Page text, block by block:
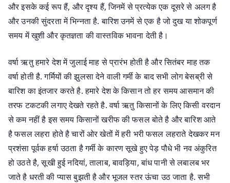
और इसके कई रूप हैं, और दृश्य हैं, जिनमें से प्रत्येक एक दूसरे से अलग है
और उनकी सुंदरता में भिन्नता है. बारिश उनमें से एक है जो दुख या शोकपूर्ण
समय में खुशी और कृतज्ञता की वास्तविक भावना देती है।
वर्षा ऋतु हमारे देश में जुलाई माह से प्रारंभ होती है और सितंबर माह तक
वर्षा होती है. गर्मियों की झुलसा देने वाली गर्मी के बाद सभी लोग बेसब्री से
बारिश का इंतजार करते है. हमारे देश के किसान तो हर समय आसमान की
तरफ टकटकी लगाए देखते रहते है. वर्षा ऋतु किसानों के लिए किसी वरदान
से कम नहीं है इस समय किसानों खरीफ की फसल बोते है और बारिश आते
है फसल लहरा होते है चारों ओर खेतों में हरी भरी फसल लहराते देखकर मन
प्रशंसा पूर्वक हर्षा उठता है गर्मी के कारण सूखे हुए पेड़ पौधे भी नव अंकुरित
हो उठते है, सूखी हुई नदियां, तालाब, बावड़िया, बांध पानी से लबालब भर
जाते है धरती की प्यास बुझती है और भूजल स्तर ऊंचा उठ जाता है. सभी